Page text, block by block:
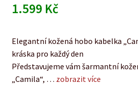
1.599 Kč
Elegantní kožená hobo kabelka
kráska pro každý den
Představujeme vám šarmantní
„Camila“, … zobrazit více